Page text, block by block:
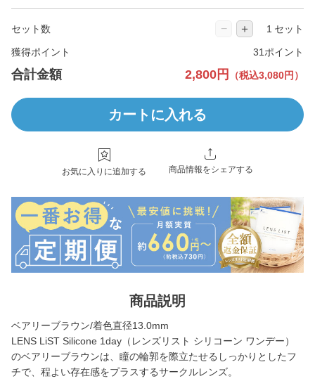
セット数 − ＋ セット
獲得ポイント 31ポイント
合計金額 2,800円 （税込3,080円）
カートに入れる
お気に入りに追加する 商品情報をシェアする
商品説明
ベアリーブラウン/着色直径13.0mm
LENS LiST Silicone 1day（レンズリスト シリコーン ワンデー）
のベアリーブラウンは、瞳の輪郭を際立たせるしっかりとしたフ
チで、程よい存在感をプラスするサークルレンズ。